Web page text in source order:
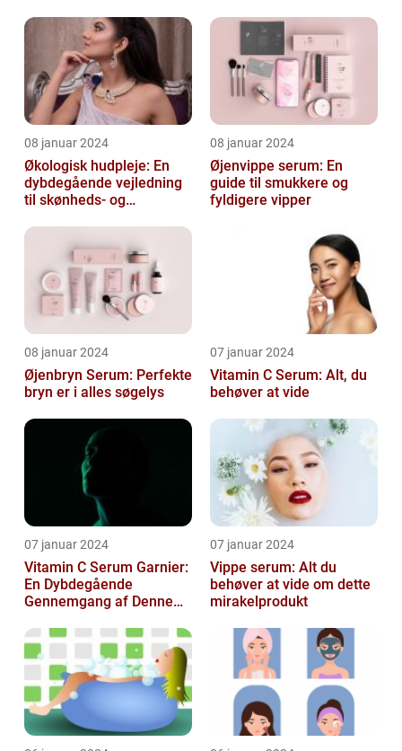
08 januar 2024
Økologisk hudpleje: En
dybdegående vejledning
til skønheds- og
08 januar 2024
Øjenvippe serum: En
guide til smukkere og
fyldigere vipper
08 januar 2024
Øjenbryn Serum: Perfekte
bryn er i alles søgelys
07 januar 2024
Vitamin C Serum: Alt, du
behøver at vide
07 januar 2024
Vitamin C Serum Garnier:
En Dybdegående
Gennemgang af Denne
Kosmetikfavorit
07 januar 2024
Vippe serum: Alt du
behøver at vide om dette
mirakelprodukt